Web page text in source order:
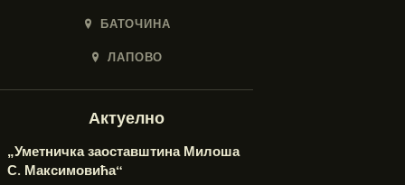
БАТОЧИНА
ЛАПОВО
Актуелно
„Уметничка заоставштина Милоша
С. Максимовића“